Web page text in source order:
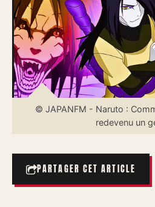
© JAPANFM - Naruto :
redevenu un
PARTAGER CET ARTICLE